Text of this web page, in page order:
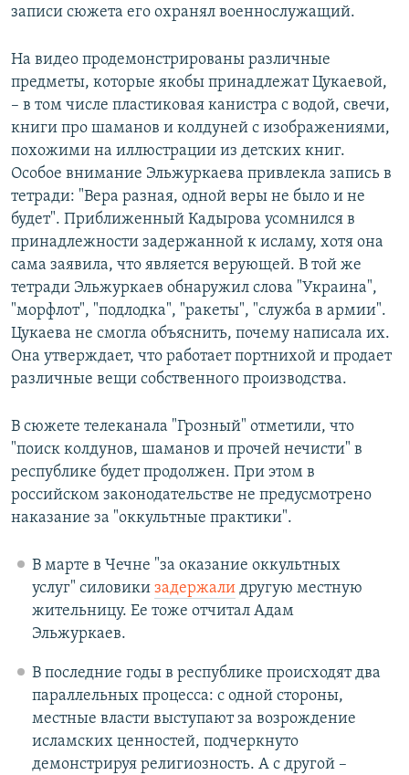
записи сюжета его охранял военнослужащий.
На видео продемонстрированы различные
предметы, которые якобы принадлежат Цукаевой,
– в том числе пластиковая канистра с водой, свечи,
книги про шаманов и колдуней с изображениями,
похожими на иллюстрации из детских книг.
Особое внимание Эльжуркаева привлекла запись в
тетради: "Вера разная, одной веры не было и не
будет". Приближенный Кадырова усомнился в
принадлежности задержанной к исламу, хотя она
сама заявила, что является верующей. В той же
тетради Эльжуркаев обнаружил слова "Украина",
"морфлот", "подлодка", "ракеты", "служба в армии".
Цукаева не смогла объяснить, почему написала их.
Она утверждает, что работает портнихой и продает
различные вещи собственного производства.
В сюжете телеканала "Грозный" отметили, что
"поиск колдунов, шаманов и прочей нечисти" в
республике будет продолжен. При этом в
российском законодательстве не предусмотрено
наказание за "оккультные практики".
В марте в Чечне "за оказание оккультных
услуг" силовики задержалидругую местную
жительницу. Ее тоже отчитал Адам
Эльжуркаев.
В последние годы в республике происходят два
параллельных процесса: с одной стороны,
местные власти выступают за возрождение
исламских ценностей, подчеркнуто
демонстрируя религиозность. А с другой –